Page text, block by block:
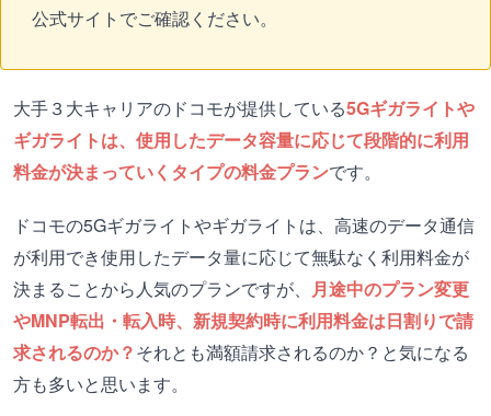
公式サイトでご確認ください。
大手３大キャリアのドコモが提供している5Gギガライトや
ギガライトは、使用したデータ容量に応じて段階的に利用
料金が決まっていくタイプの料金プランです。
ドコモの5Gギガライトやギガライトは、高速のデータ通信
が利用でき使用したデータ量に応じて無駄なく利用料金が
決まることから人気のプランですが、 月途中のプラン変更
やMNP転出・転入時、新規契約時に利用料金は日割りで請
求されるのか？それとも満額請求されるのか？と気になる
方も多いと思います。